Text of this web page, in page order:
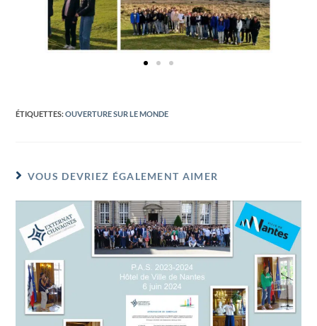
ÉTIQUETTES:OUVERTURE SUR LE MONDE
VOUS DEVRIEZ ÉGALEMENT AIMER